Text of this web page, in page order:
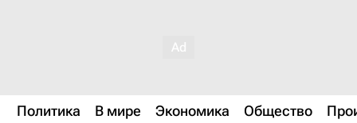
Политика В мире Экономика Общество